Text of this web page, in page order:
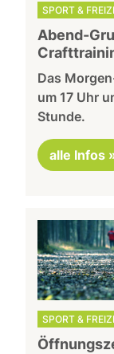
SPORT &
Abend-
Das
um 17 Uhr
Stunde.
alle Infos
SPORT &